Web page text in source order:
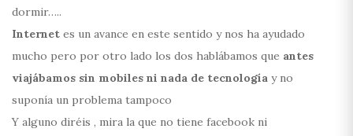
dormir…..
Internet es un avance en este sentido y nos ha ayudado
mucho pero por otro lado los dos hablábamos que antes
viajábamos sin mobiles ni nada de tecnología y no
suponía un problema tampoco
Y alguno diréis , mira la que no tiene facebook ni